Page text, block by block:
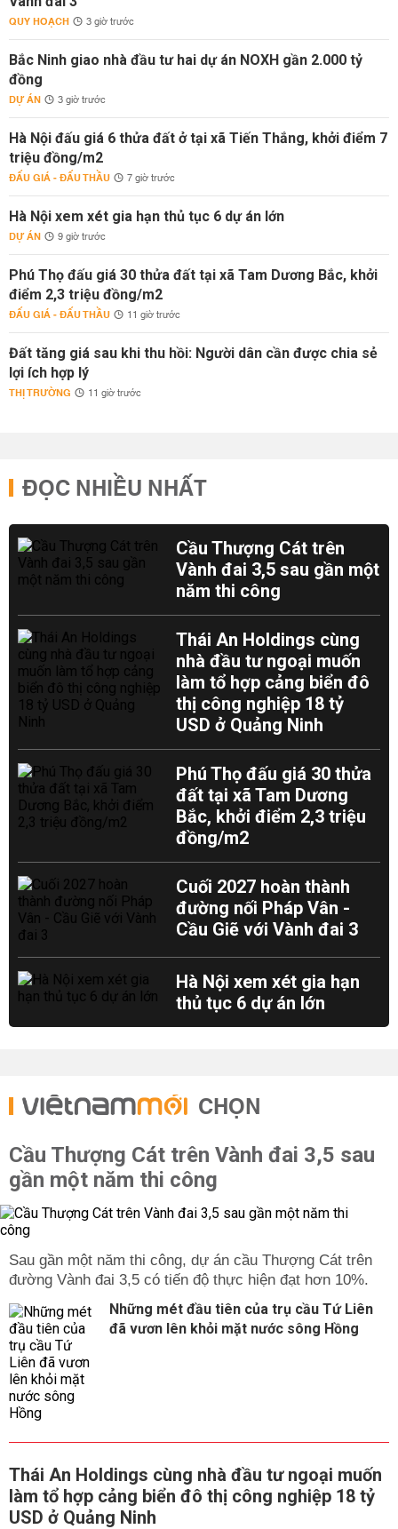
QUY HOẠCH 3 giờ trước
Bắc Ninh giao nhà đầu tư hai dự án NOXH gần 2.000 tỷ
đồng
DỰ ÁN 3 giờ trước
Hà Nội đấu giá 6 thửa đất ở tại xã Tiến Thắng, khởi điểm 7
triệu đồng/m2
ĐẤU GIÁ - ĐẤU THẦU 7 giờ trước
Hà Nội xem xét gia hạn thủ tục 6 dự án lớn
DỰ ÁN 9 giờ trước
Phú Thọ đấu giá 30 thửa đất tại xã Tam Dương Bắc, khởi
điểm 2,3 triệu đồng/m2
ĐẤU GIÁ - ĐẤU THẦU 11 giờ trước
Đất tăng giá sau khi thu hồi: Người dân cần được chia sẻ
lợi ích hợp lý
THỊ TRƯỜNG 11 giờ trước
ĐỌC NHIỀU NHẤT
Cầu Thượng Cát trên
Vành đai 3,5 sau gần một
năm thi công
Thái An Holdings cùng
nhà đầu tư ngoại muốn
làm tổ hợp cảng biển đô
thị công nghiệp 18 tỷ
USD ở Quảng Ninh
Phú Thọ đấu giá 30 thửa
đất tại xã Tam Dương
Bắc, khởi điểm 2,3 triệu
đồng/m2
Cuối 2027 hoàn thành
đường nối Pháp Vân -
Cầu Giẽ với Vành đai 3
Hà Nội xem xét gia hạn
thủ tục 6 dự án lớn
CHỌN
Cầu Thượng Cát trên Vành đai 3,5 sau
gần một năm thi công
Sau gần một năm thi công, dự án cầu Thượng Cát trên
đường Vành đai 3,5 có tiến độ thực hiện đạt hơn 10%.
Những mét đầu tiên của trụ cầu Tứ Liên
đã vươn lên khỏi mặt nước sông Hồng
Thái An Holdings cùng nhà đầu tư ngoại muốn
làm tổ hợp cảng biển đô thị công nghiệp 18 tỷ
USD ở Quảng Ninh